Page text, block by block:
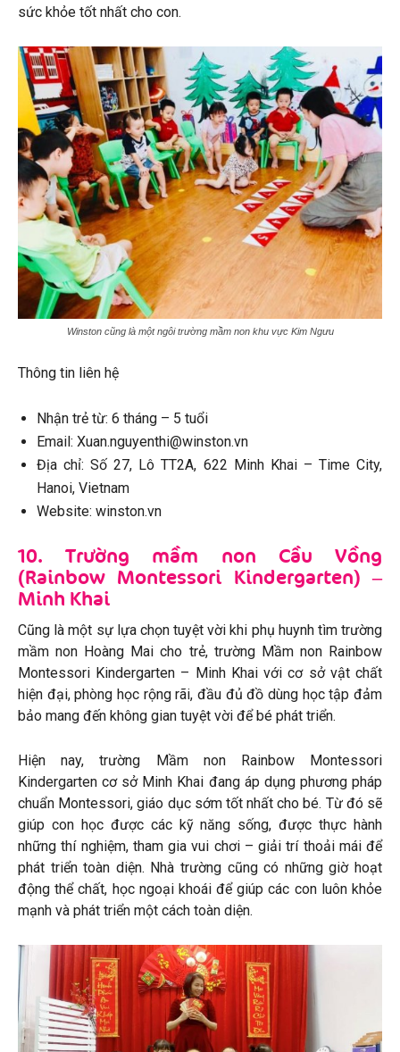
sức khỏe tốt nhất cho con.
Winston cũng là một ngôi trường mầm non khu vực Kim Ngưu
Thông tin liên hệ
Nhận trẻ từ: 6 tháng – 5 tuổi
Email: Xuan.nguyenthi@winston.vn
Địa chỉ: Số 27, Lô TT2A, 622 Minh Khai – Time City,
Hanoi, Vietnam
Website: winston.vn
10. Trường mầm non Cầu Vồng
(Rainbow Montessori Kindergarten) –
Minh Khai
Cũng là một sự lựa chọn tuyệt vời khi phụ huynh tìm trường
mầm non Hoàng Mai cho trẻ, trường Mầm non Rainbow
Montessori Kindergarten – Minh Khai với cơ sở vật chất
hiện đại, phòng học rộng rãi, đầu đủ đồ dùng học tập đảm
bảo mang đến không gian tuyệt vời để bé phát triển.
Hiện nay, trường Mầm non Rainbow Montessori
Kindergarten cơ sở Minh Khai đang áp dụng phương pháp
chuẩn Montessori, giáo dục sớm tốt nhất cho bé. Từ đó sẽ
giúp con học được các kỹ năng sống, được thực hành
những thí nghiệm, tham gia vui chơi – giải trí thoải mái để
phát triển toàn diện. Nhà trường cũng có những giờ hoạt
động thể chất, học ngoại khoái để giúp các con luôn khỏe
mạnh và phát triển một cách toàn diện.